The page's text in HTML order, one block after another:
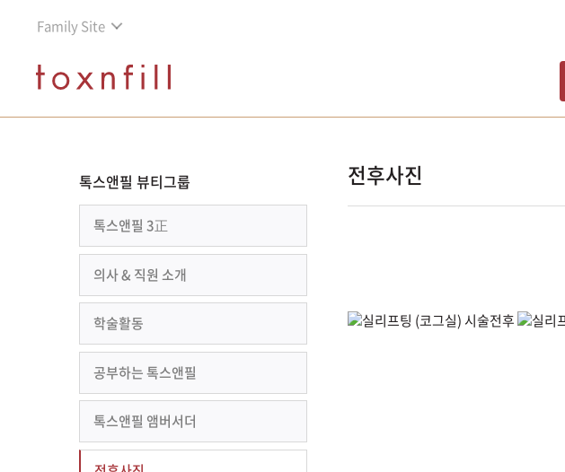
Family Site
톡스앤필 뷰티그룹
톡스앤필 3正
의사 & 직원 소개
학술활동
공부하는 톡스앤필
톡스앤필 앰버서더
전후사진